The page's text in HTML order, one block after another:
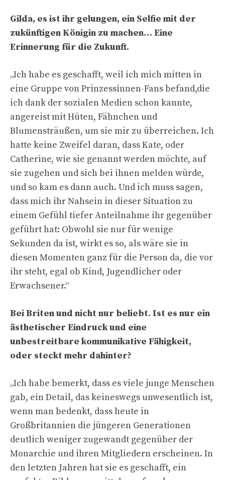
Gilda, es ist ihr gelungen, ein Selfie mit der
zukünftigen Königin zu machen… Eine
Erinnerung für die Zukunft.
„Ich habe es geschafft, weil ich mich mitten in
eine Gruppe von Prinzessinnen-Fans befand,die
ich dank der sozialen Medien schon kannte,
angereist mit Hüten, Fähnchen und
Blumensträußen, um sie mir zu überreichen. Ich
hatte keine Zweifel daran, dass Kate, oder
Catherine, wie sie genannt werden möchte, auf
sie zugehen und sich bei ihnen melden würde,
und so kam es dann auch. Und ich muss sagen,
dass mich ihr Nahsein in dieser Situation zu
einem Gefühl tiefer Anteilnahme ihr gegenüber
geführt hat: Obwohl sie nur für wenige
Sekunden da ist, wirkt es so, als wäre sie in
diesen Momenten ganz für die Person da, die vor
ihr steht, egal ob Kind, Jugendlicher oder
Erwachsener.“
Bei Briten und nicht nur beliebt. Ist es nur ein
ästhetischer Eindruck und eine
unbestreitbare kommunikative Fähigkeit,
oder steckt mehr dahinter?
„Ich habe bemerkt, dass es viele junge Menschen
gab, ein Detail, das keineswegs unwesentlich ist,
wenn man bedenkt, dass heute in
Großbritannien die jüngeren Generationen
deutlich weniger zugewandt gegenüber der
Monarchie und ihren Mitgliedern erscheinen. In
den letzten Jahren hat sie es geschafft, ein